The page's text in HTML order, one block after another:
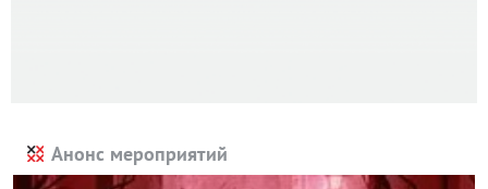
Анонс мероприятий